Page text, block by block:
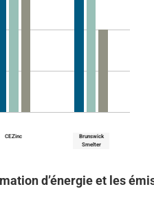
CEZinc
Brunswick
Smelter
d’énergie et les